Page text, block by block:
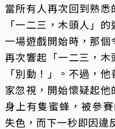
當所有人再次回到熟
「一二三，木頭人」
一場遊戲開始時，那
再次響起「一二三，
「別動！」。不過，
家忽視，開始懷疑起他
身上有隻蜜蜂，被參
失色，而下一秒即因違